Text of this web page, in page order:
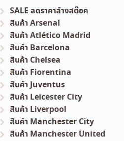
SALE ลดราคาล้างสต๊อค
สินค้า Arsenal
สินค้า Atlético Madrid
สินค้า Barcelona
สินค้า Chelsea
สินค้า Fiorentina
สินค้า Juventus
สินค้า Leicester City
สินค้า Liverpool
สินค้า Manchester City
สินค้า Manchester United